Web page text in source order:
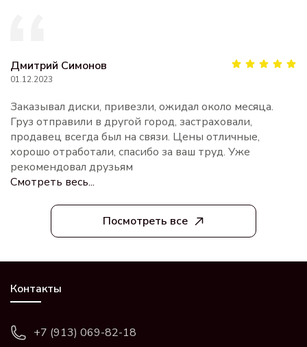
Посмотреть все
Дмитрий Симонов
01.12.2023
Заказывал диски, привезли, ожидал около месяца.
Груз отправили в другой город, застраховали,
продавец всегда был на связи. Цены отличные,
хорошо отработали, спасибо за ваш труд. Уже
рекомендовал друзьям
Смотреть весь...
Контакты
+7 (913) 069-82-18